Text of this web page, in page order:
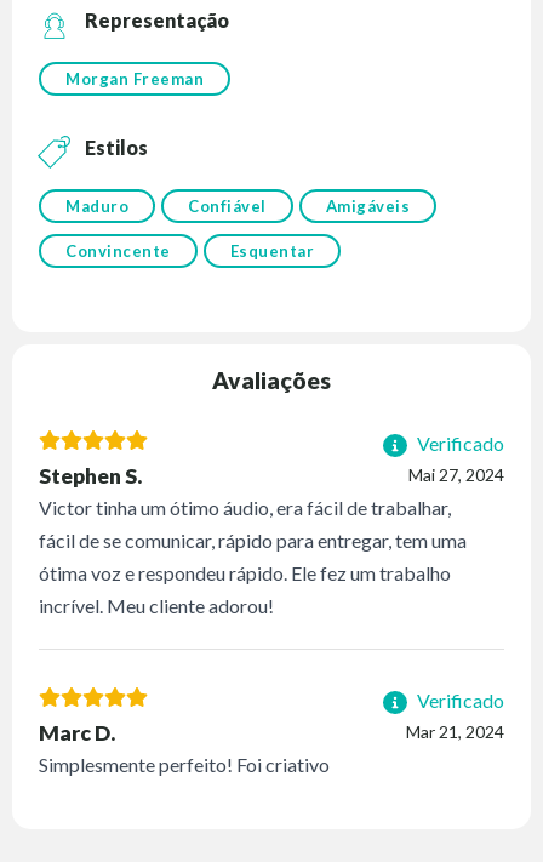
Representação
Morgan Freeman
Estilos
Maduro Confiável Amigáveis
Convincente Esquentar
Avaliações
Verificado
Mai 27, 2024
Stephen S.
Victor tinha um ótimo áudio, era fácil de trabalhar,
fácil de se comunicar, rápido para entregar, tem uma
ótima voz e respondeu rápido. Ele fez um trabalho
incrível. Meu cliente adorou!
Verificado
Mar 21, 2024
Marc D.
Simplesmente perfeito! Foi criativo